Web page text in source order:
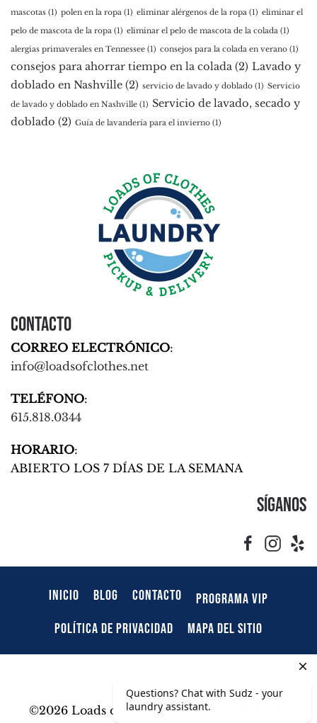
mascotas (1) polen en la ropa (1) eliminar alérgenos de la ropa (1) eliminar el
pelo de mascota de la ropa (1) eliminar el pelo de mascota de la colada (1)
alergias primaverales en Tennessee (1) consejos para la colada en verano (1)
consejos para ahorrar tiempo en la colada (2) Lavado y
doblado en Nashville (2) servicio de lavado y doblado (1) Servicio
de lavado y doblado en Nashville (1) Servicio de lavado, secado y
doblado (2) Guía de lavandería para el invierno (1)
Contacto
CORREO ELECTRÓNICO:
info@loadsofclothes.net
TELÉFONO:
615.818.0344
HORARIO:
ABIERTO LOS 7 DÍAS DE LA SEMANA
Síganos
INICIO BLOG CONTACTO
PROGRAMA VIP
POLÍTICA DE PRIVACIDAD
MAPA DEL SITIO
©2026 Loads of Clothes Laundry - Todos los